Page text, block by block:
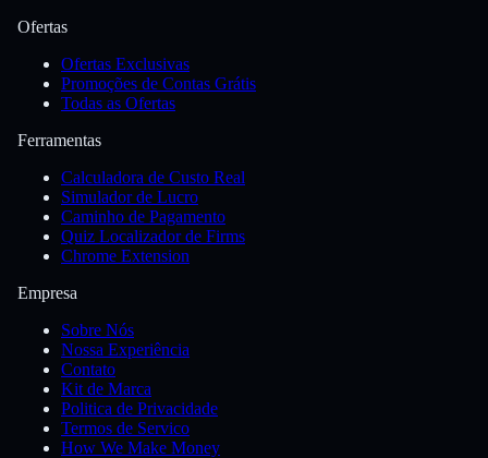
Ofertas
Ofertas Exclusivas
Promoções de Contas Grátis
Todas as Ofertas
Ferramentas
Calculadora de Custo Real
Simulador de Lucro
Caminho de Pagamento
Quiz Localizador de Firms
Chrome Extension
Empresa
Sobre Nós
Nossa Experiência
Contato
Kit de Marca
Politica de Privacidade
Termos de Servico
How We Make Money